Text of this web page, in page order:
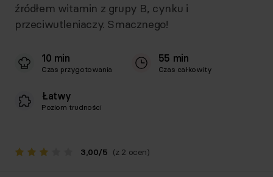
źródłem witamin z grupy B, cynku i
przeciwutleniaczy. Smacznego!
10 min
Czas przygotowania
55 min
Czas całkowity
Łatwy
Poziom trudności
3,00/5 (z 2 ocen)